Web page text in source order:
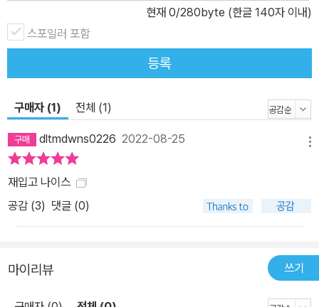
현재 0/280byte (한글 140자 이내)
스포일러 포함
등록
구매자 (1) 전체 (1)
dltmdwns0226 2022-08-25
재입고 나이스
공감 (3) 댓글 (0)
마이리뷰 쓰기